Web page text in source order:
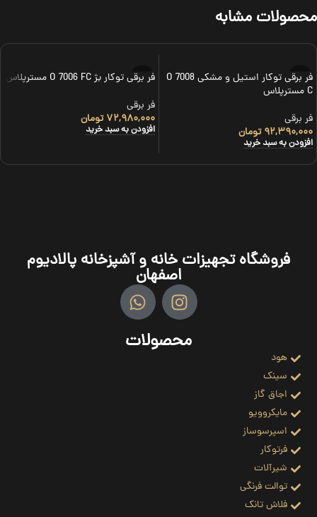
محصولات مشابه
فر برقی توکار استیل و مشکی O 7008
C مسترپلاس
فر برقی
۹۲,۳۹۰,۰۰۰ تومان
افزودن به سبد خرید
فر برقی توکار بژ O 7006 FC مسترپلاس
فر برقی
۷۲,۹۸۰,۰۰۰ تومان
افزودن به سبد خرید
فروشگاه تجهیزات خانه و آشپزخانه پالادیوم
اصفهان
محصولات
هود
سینک
اجاق گاز
مایکروویو
اسپرسوساز
فرتوکار
شیرآلات
توالت فرنگی
فلاش تانک